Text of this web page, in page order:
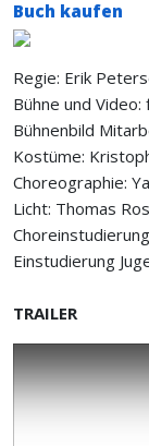
Buch kaufen
Regie: Erik
Bühne und Video:
Bühnenbild
Kostüme:
Choreographie:
Licht: Thomas
Einstudierung
TRAILER